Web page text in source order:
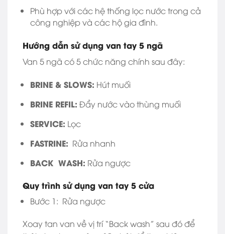
Phù hợp với các hệ thống lọc nước trong cả
công nghiệp và các hộ gia đình.
Hướng dẫn sử dụng van tay 5 ngã
Van 5 ngã có 5 chức năng chính sau đây:
BRINE & SLOWS: Hút muối
BRINE REFIL: Đẩy nước vào thùng muối
SERVICE: Lọc
FASTRINE: Rửa nhanh
BACK WASH: Rửa ngược
Quy trình sử dụng van tay 5 cửa
Bước 1: Rửa ngược
Xoay tan van về vị trí “Back wash” sau đó để